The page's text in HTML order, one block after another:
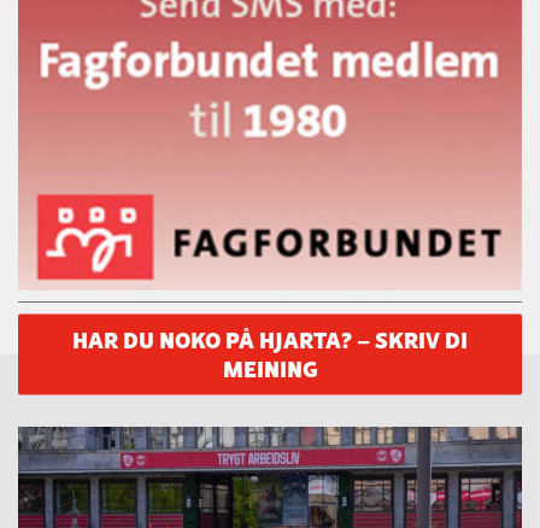
HAR DU NOKO PÅ HJARTA? – SKRIV DI
MEINING